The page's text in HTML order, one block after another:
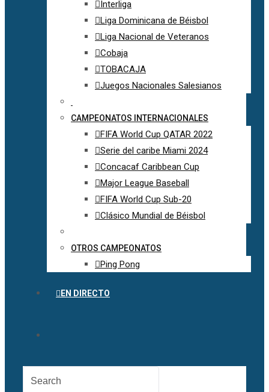
Interliga
Liga Dominicana de Béisbol
Liga Nacional de Veteranos
Cobaja
TOBACAJA
Juegos Nacionales Salesianos
CAMPEONATOS INTERNACIONALES
FIFA World Cup QATAR 2022
Serie del caribe Miami 2024
Concacaf Caribbean Cup
Major League Baseball
FIFA World Cup Sub-20
Clásico Mundial de Béisbol
OTROS CAMPEONATOS
Ping Pong
EN DIRECTO